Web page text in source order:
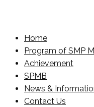
Home
Program of SMP
Achievement
SPMB
News &
Contact Us